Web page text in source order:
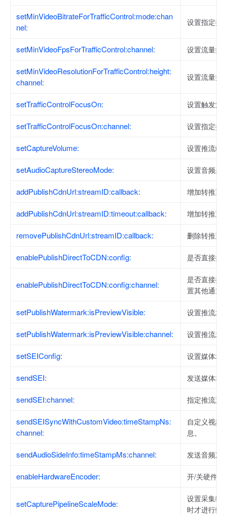
setMinVideoBitrateForTrafficControl:mode:chan
nel:
设置指定推
setMinVideoFpsForTrafficControl:channel: 设置流量控
setMinVideoResolutionForTrafficControl:height:
channel:
设置流量控
setTrafficControlFocusOn: 设置触发流
setTrafficControlFocusOn:channel: 设置指定推
setCaptureVolume: 设置推流端
setAudioCaptureStereoMode: 设置音频采
addPublishCdnUrl:streamID:callback: 增加转推至
addPublishCdnUrl:streamID:timeout:callback: 增加转推至
removePublishCdnUrl:streamID:callback: 删除转推至
enablePublishDirectToCDN:config: 是否直接推
enablePublishDirectToCDN:config:channel:
是否直接推
置其他通道
setPublishWatermark:isPreviewVisible: 设置推流水
setPublishWatermark:isPreviewVisible:channel: 设置推流水
setSEIConfig: 设置媒体增
sendSEI: 发送媒体增
sendSEI:channel: 指定推流通
sendSEISyncWithCustomVideo:timeStampNs:
channel:
自定义视频
息。
sendAudioSideInfo:timeStampMs:channel: 发送音频次
enableHardwareEncoder: 开/关硬件编
setCapturePipelineScaleMode:
设置采集缩
时才进行缩